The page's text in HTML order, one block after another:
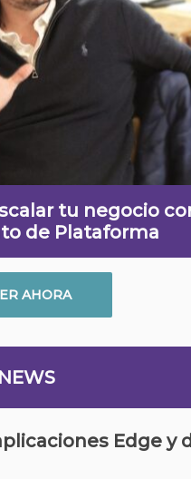
tu negocio
de Plataforma
AHORA
NEWS
Edge y